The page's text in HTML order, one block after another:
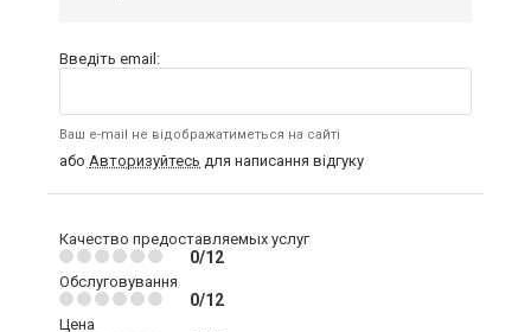
Введіть email:
Ваш e-mail не відображатиметься на сайті
або Авторизуйтесь для написання відгуку
Качество предоставляемых услуг
0/12
Обслуговування
0/12
Цена